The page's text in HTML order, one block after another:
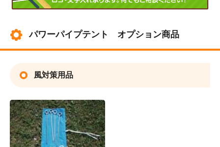
パワーパイプテント オプション商品
風対策用品